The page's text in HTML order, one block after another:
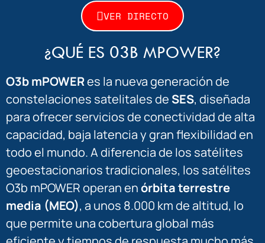
VER DIRECTO
¿QUÉ ES 03B MPOWER?
O3b mPOWERes la nueva generación de
constelaciones satelitales de SES, diseñada
para ofrecer servicios de conectividad de alta
capacidad, baja latencia y gran flexibilidad en
todo el mundo. A diferencia de los satélites
geoestacionarios tradicionales, los satélites
O3b mPOWER operan enórbita terrestre
media (MEO), a unos 8.000 km de altitud, lo
que permite una cobertura global más